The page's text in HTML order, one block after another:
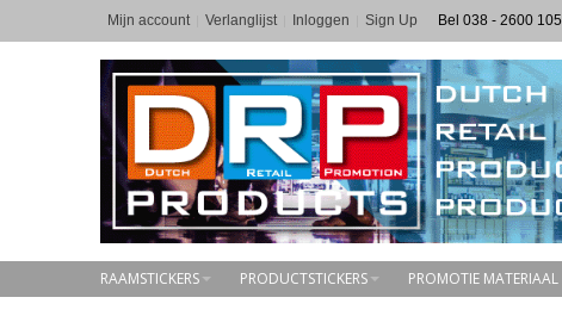
Mijn account Verlanglijst Inloggen Sign Up Bel 038 - 2600 105
RAAMSTICKERS PRODUCTSTICKERS PROMOTIE MATERIAAL